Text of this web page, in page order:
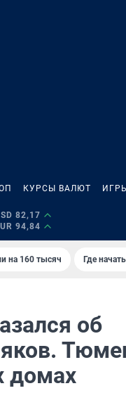
КУРСЫ ВАЛЮТ ИГРЫ
82,17
94,84
на 160 тысяч Где
об
домах